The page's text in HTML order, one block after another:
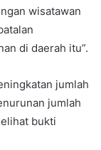
wisatawan
di daerah itu”.
jumlah
jumlah
bukti